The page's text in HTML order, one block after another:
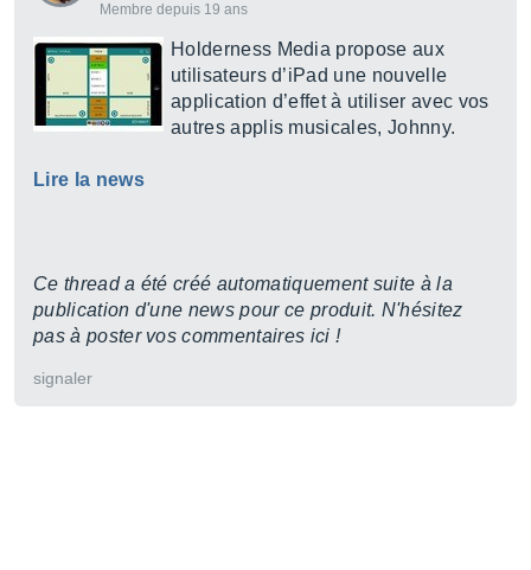
Membre depuis 19 ans
Holderness Media propose aux
utilisateurs d’iPad une nouvelle
application d’effet à utiliser avec vos
autres applis musicales, Johnny.
Lire la news
Ce thread a été créé automatiquement suite à la
publication d'une news pour ce produit. N'hésitez
pas à poster vos commentaires ici !
signaler